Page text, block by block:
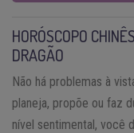
HORÓSCOPO
DRAGÃO
Não há problemas à
planeja, propõe ou faz
nível sentimental, você